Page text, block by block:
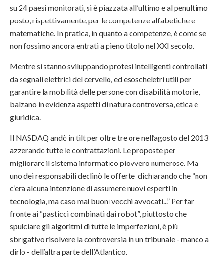
su 24 paesi monitorati, si è piazzata all’ultimo e al penultimo
posto, rispettivamente, per le competenze alfabetiche e
matematiche. In pratica, in quanto a competenze, è come se
non fossimo ancora entrati a pieno titolo nel XXI secolo.
Mentre si stanno sviluppando protesi intelligenti controllati
da segnali elettrici del cervello, ed esoscheletri utili per
garantire la mobilità delle persone con disabilità motorie,
balzano in evidenza aspetti di natura controversa, etica e
giuridica.
Il NASDAQ andò in tilt per oltre tre ore nell’agosto del 2013
azzerando tutte le contrattazioni. Le proposte per
migliorare il sistema informatico piovvero numerose. Ma
uno dei responsabili declinò le offerte dichiarando che “non
c’era alcuna intenzione di assumere nuovi esperti in
tecnologia, ma caso mai buoni vecchi avvocati...” Per far
fronte ai “pasticci combinati dai robot”, piuttosto che
spulciare gli algoritmi di tutte le imperfezioni, è più
sbrigativo risolvere la controversia in un tribunale - manco a
dirlo - dell’altra parte dell’Atlantico.